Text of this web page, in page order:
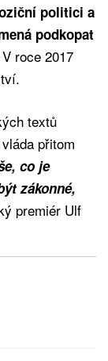
politici a
podkopat
V roce 2017
textů
přitom
co je
zákonné,
premiér Ulf